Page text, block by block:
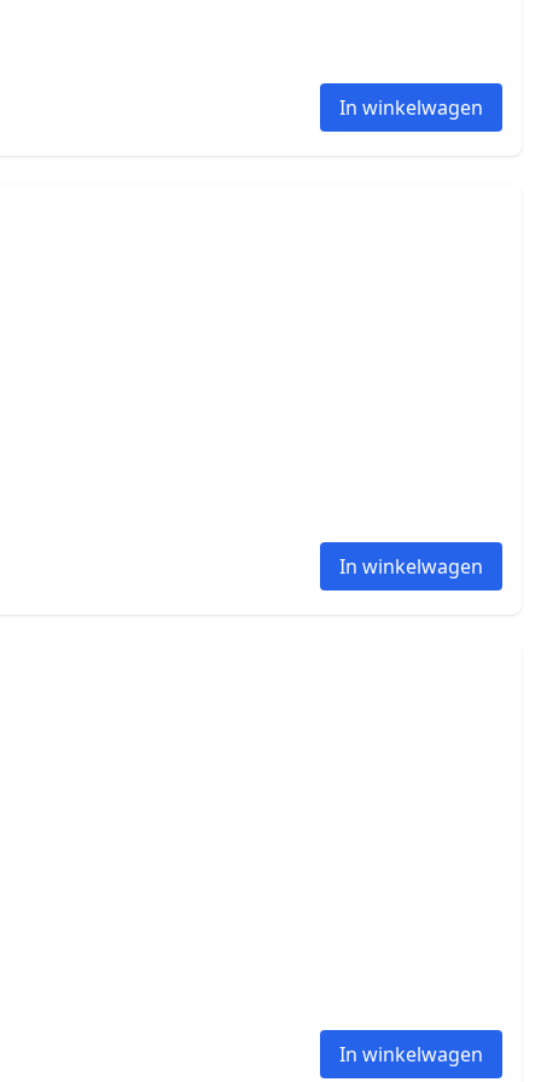
In winkelwagen
In winkelwagen
In winkelwagen